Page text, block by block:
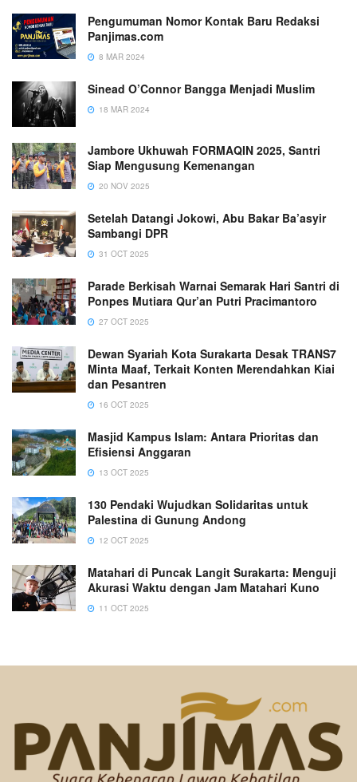
Pengumuman Nomor Kontak Baru Redaksi
Panjimas.com
8 MAR 2024
Sinead O’Connor Bangga Menjadi Muslim
18 MAR 2024
Jambore Ukhuwah FORMAQIN 2025, Santri
Siap Mengusung Kemenangan
20 NOV 2025
Setelah Datangi Jokowi, Abu Bakar Ba’asyir
Sambangi DPR
31 OCT 2025
Parade Berkisah Warnai Semarak Hari Santri di
Ponpes Mutiara Qur’an Putri Pracimantoro
27 OCT 2025
Dewan Syariah Kota Surakarta Desak TRANS7
Minta Maaf, Terkait Konten Merendahkan Kiai
dan Pesantren
16 OCT 2025
Masjid Kampus Islam: Antara Prioritas dan
Efisiensi Anggaran
13 OCT 2025
130 Pendaki Wujudkan Solidaritas untuk
Palestina di Gunung Andong
12 OCT 2025
Matahari di Puncak Langit Surakarta: Menguji
Akurasi Waktu dengan Jam Matahari Kuno
11 OCT 2025